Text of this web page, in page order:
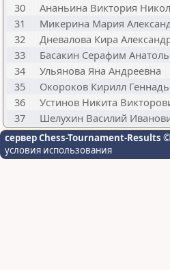
30
Ананьина Виктория
31
Микерина Мария
32
Дневалова Кира
33
Басакин Серафим
34
Ульянова Яна Андреевна
35
Окороков Кирилл
36
Устинов Никита
37
Шелухин Василий
сервер Chess-Tournament-Results
условия использования